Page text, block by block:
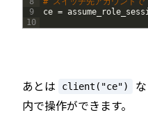
9
10
ce =
あとは client("ce")
内で操作ができます。